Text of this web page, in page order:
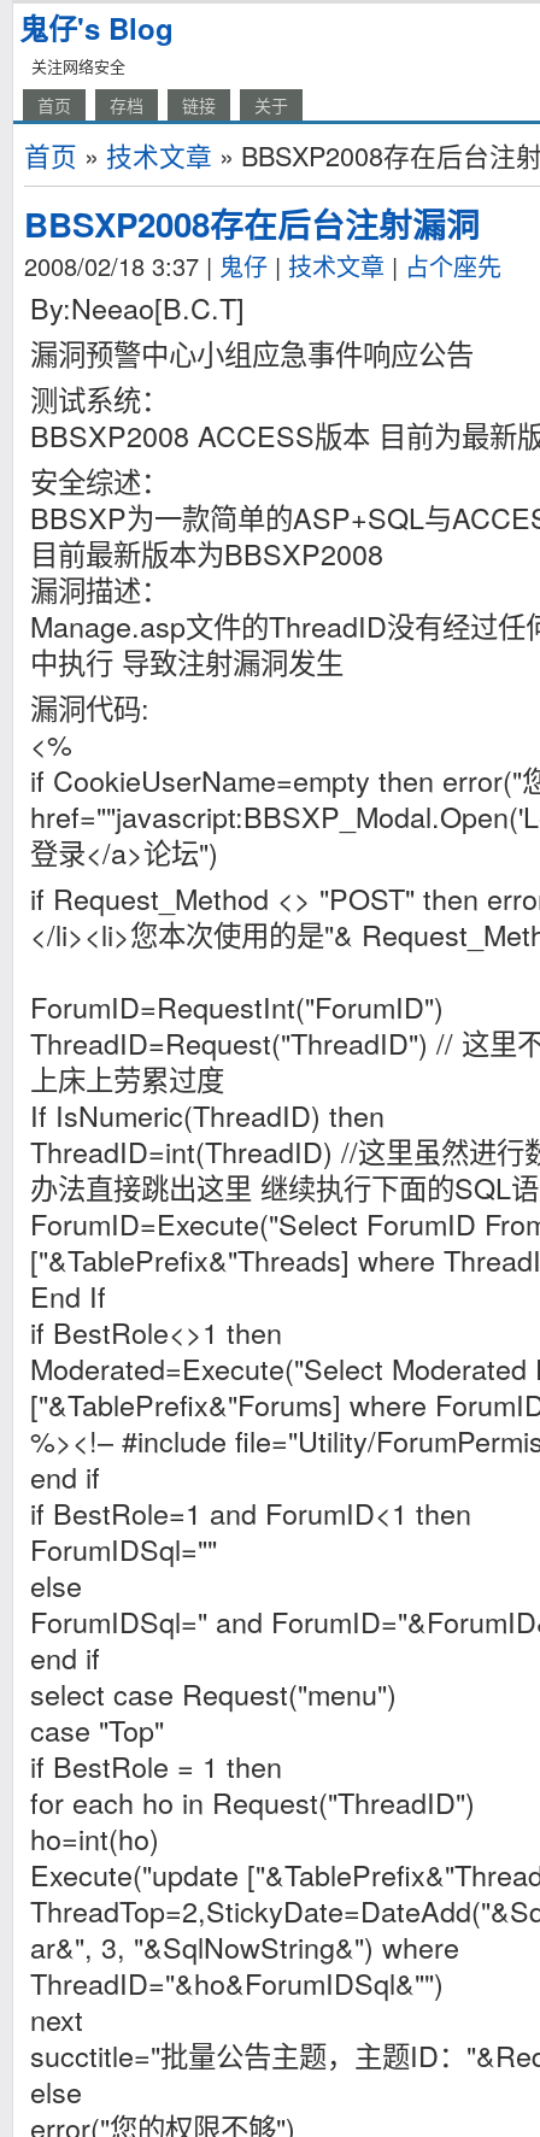
鬼仔's Blog
关注网络安全
首页 存档 链接 关于
首页 » 技术文章 » BBSXP2008存在后台注
BBSXP2008存在后台注射漏洞
2008/02/18 3:37 | 鬼仔 | 技术文章 | 占个座先
By:Neeao[B.C.T]
漏洞预警中心小组应急事件响应公告
测试系统：
BBSXP2008 ACCESS版本 目前为最新
安全综述：
BBSXP为一款简单的ASP+SQL与
目前最新版本为BBSXP2008
漏洞描述：
Manage.asp文件的ThreadID没有经过任
中执行 导致注射漏洞发生
漏洞代码:
<%
if CookieUserName=empty then error("
登录</a>论坛")
if Request_Method <> "POST" then
</li><li>您本次使用的是"&
ForumID=RequestInt("ForumID")
ThreadID=Request("ThreadID") // 这里
上床上劳累过度
If IsNumeric(ThreadID) then
ThreadID=int(ThreadID) //这里虽然进行
办法直接跳出这里 继续执行下面的SQL
ForumID=Execute("Select ForumID
["&TablePrefix&"Threads] where
End If
if BestRole<>1 then
Moderated=Execute("Select Moderated
["&TablePrefix&"Forums] where
%><!– #include file="Utility/
end if
if BestRole=1 and ForumID<1 then
ForumIDSql=""
else
ForumIDSql=" and
end if
select case Request("menu")
case "Top"
if BestRole = 1 then
for each ho in Request("ThreadID")
ho=int(ho)
Execute("update
ar&", 3, "&SqlNowString&") where
ThreadID="&ho&ForumIDSql&"")
next
succtitle="批量公告主题，主题ID：
else
error("您的权限不够")